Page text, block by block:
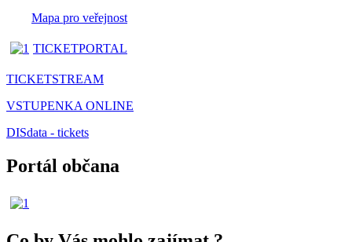
Mapa pro veřejnost
TICKETPORTAL
TICKETSTREAM
VSTUPENKA ONLINE
DISdata - tickets
Portál občana